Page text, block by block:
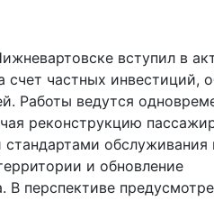
вступил в
счет частных инвестиций,
Работы ведутся
реконструкцию
обслуживания
и обновление
В перспективе